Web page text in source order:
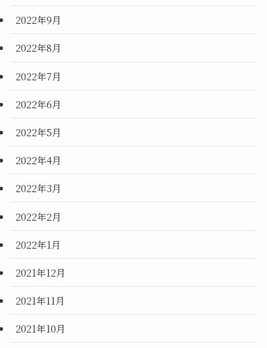
2022年9月
2022年8月
2022年7月
2022年6月
2022年5月
2022年4月
2022年3月
2022年2月
2022年1月
2021年12月
2021年11月
2021年10月